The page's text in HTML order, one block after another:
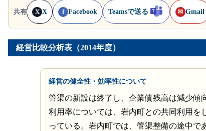
共有 X X f Facebook Teamsで送る ✉ Gmail
経営比較分析表（2014年度）
経営の健全性・効率性について
管渠の新設は終了し、企業債残高は減少傾
利用率については、岩内町との共同利用を
っている。岩内町では、管渠整備の途中